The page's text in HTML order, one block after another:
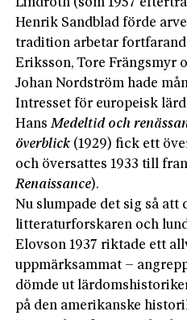
Lindroth (som 1957
Henrik Sandblad förde
tradition arbetar
Eriksson, Tore Frängsmyr
Johan Nordström hade
Intresset för europeisk
HansMedeltid och
överblick (1929) fick ett
och översattes 1933 till
Renaissance).
Nu slumpade det sig så att
litteraturforskaren och
Elovson 1937 riktade ett
uppmärksammat –
dömde ut
på den amerikanske